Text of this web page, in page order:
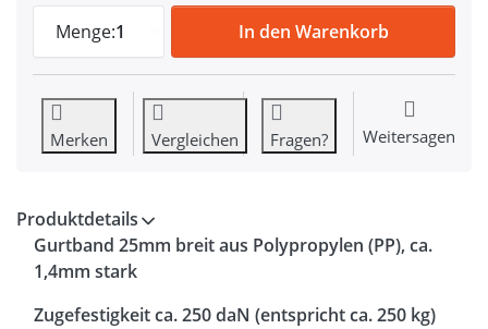
Menge:1
4m PP Gurtband - 25mm breit - 1,4mm
In den Warenkorb
Merken Vergleichen Fragen? Weitersagen
Produktdetails
Gurtband 25mm breit aus Polypropylen (PP), ca.
1,4mm stark
Zugefestigkeit ca. 250 daN (entspricht ca. 250 kg)